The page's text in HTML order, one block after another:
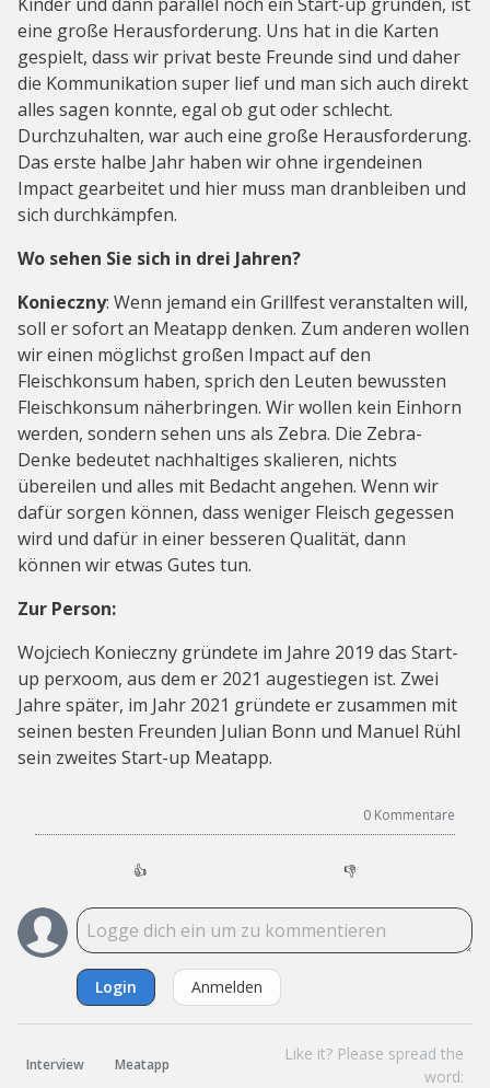
eine große Herausforderung. Uns hat in die Karten
gespielt, dass wir privat beste Freunde sind und daher
die Kommunikation super lief und man sich auch direkt
alles sagen konnte, egal ob gut oder schlecht.
Durchzuhalten, war auch eine große Herausforderung.
Das erste halbe Jahr haben wir ohne irgendeinen
Impact gearbeitet und hier muss man dranbleiben und
sich durchkämpfen.
Wo sehen Sie sich in drei Jahren?
Konieczny: Wenn jemand ein Grillfest veranstalten will,
soll er sofort an Meatapp denken. Zum anderen wollen
wir einen möglichst großen Impact auf den
Fleischkonsum haben, sprich den Leuten bewussten
Fleischkonsum näherbringen. Wir wollen kein Einhorn
werden, sondern sehen uns als Zebra. Die Zebra-
Denke bedeutet nachhaltiges skalieren, nichts
übereilen und alles mit Bedacht angehen. Wenn wir
dafür sorgen können, dass weniger Fleisch gegessen
wird und dafür in einer besseren Qualität, dann
können wir etwas Gutes tun.
Zur Person:
Wojciech Konieczny gründete im Jahre 2019 das Start-
up perxoom, aus dem er 2021 augestiegen ist. Zwei
Jahre später, im Jahr 2021 gründete er zusammen mit
seinen besten Freunden Julian Bonn und Manuel Rühl
sein zweites Start-up Meatapp.
0 Kommentare
👍 👎
Login Anmelden
Interview Meatapp
Like it? Please spread the
word: